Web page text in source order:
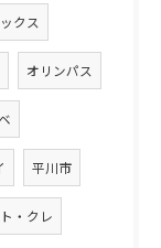
クス
オリンパス
平川市
・クレ